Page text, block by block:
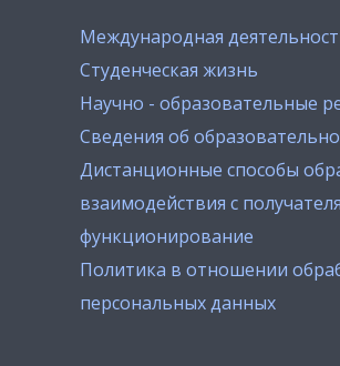
Международная
Студенческая жизнь
Научно - образовательные
Сведения об
Дистанционные способы
взаимодействия с
функционирование
Политика в отношении
персональных данных